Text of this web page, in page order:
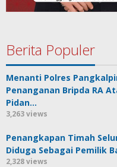
Berita Populer
Menanti Polres
Penanganan Bripda RA
Pidan…
3,263 views
Penangkapan Timah
Diduga Sebagai Pemilik
2,328 views